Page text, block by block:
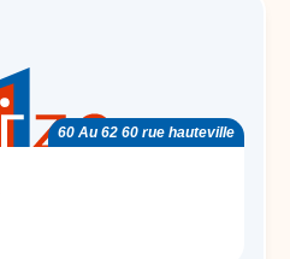
60 Au 62 60 rue hauteville